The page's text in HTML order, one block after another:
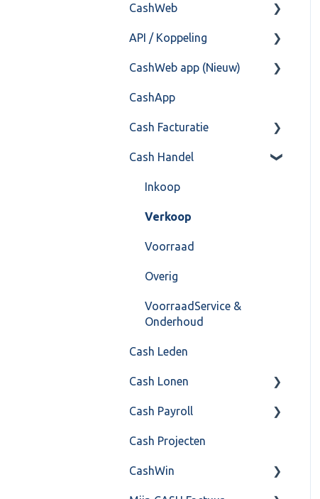
Import/Export
Postbus
Training & Consultancy
Overig
Boekhoud
Fiscaal
Overig
CashWeb
CashHero Layout
Mailen vanuit CASHWeb
Algemeen gebruik
API / Koppeling
Algemeen
Api 3.0 (SOAP API)
API 4.0 (REST API)
CashWeb app (Nieuw)
Veel gestelde vragen
CashApp
Cash Facturatie
Factureren
Instellingen
Algemeen
Formulierlayout
Cash Handel
Inkoop
Verkoop
Voorraad
Overig
VoorraadService &
Onderhoud
Cash Leden
Cash Lonen
Algemeen
Inrichting
Jaarafsluiting
Cash Payroll
Aangifte
Algemeen
Cash Projecten
CashWin